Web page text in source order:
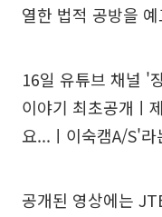
열한 법적 공방을
16일 유튜브 채널 '
이야기 최초공개ㅣ
요...ㅣ이숙캠A/S'
공개된 영상에는